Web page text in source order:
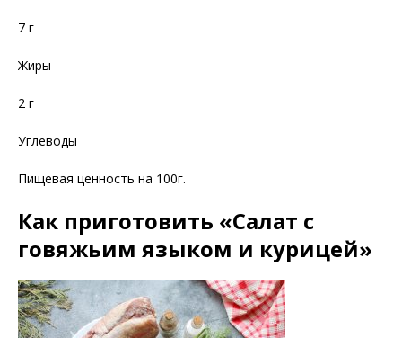
7 г
Жиры
2 г
Углеводы
Пищевая ценность на 100г.
Как приготовить «Салат с
говяжьим языком и курицей»